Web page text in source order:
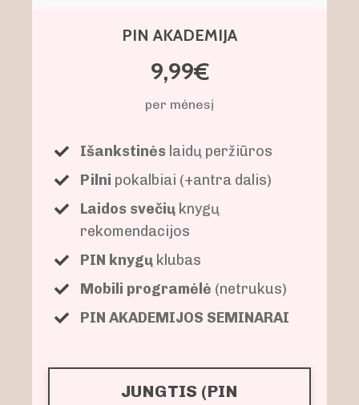
PIN AKADEMIJA
9,99€
per mėnesį
Išankstinės laidų peržiūros
Pilni pokalbiai (+antra dalis)
Laidos svečių knygų
rekomendacijos
PIN knygų klubas
Mobili programėlė (netrukus)
PIN AKADEMIJOS SEMINARAI
JUNGTIS (PIN